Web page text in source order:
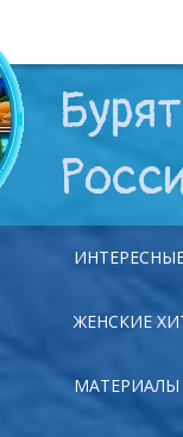
ЖЕНСКИЕ
МАТЕРИАЛЫ